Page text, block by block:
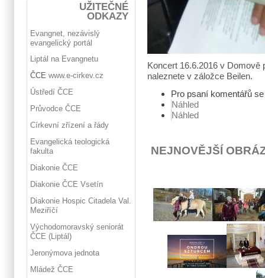
Koncert 16.6.2016 v Domově
naleznete v záložce Beilen.
Pro psaní komentářů
Náhled
Náhled
NEJNOVĚJŠÍ
UŽITEČNÉ
ODKAZY
Evangnet, nezávislý
evangelický portál
Liptál na Evangnetu
ČCE www.e-cirkev.cz
Ústředí ČCE
Průvodce ČCE
Církevní zřízení a řády
Evangelická teologická
fakulta
Diakonie ČCE
Diakonie ČCE Vsetín
Diakonie Hospic Citadela Val.
Meziříčí
Východomoravský seniorát
ČCE (Liptál)
Jeronýmova jednota
Mládež ČCE